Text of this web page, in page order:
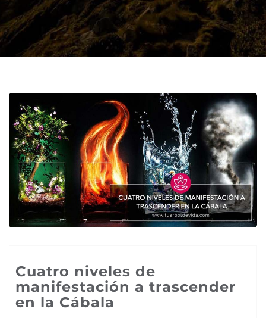
Cuatro niveles de
manifestación a trascender
en la Cábala